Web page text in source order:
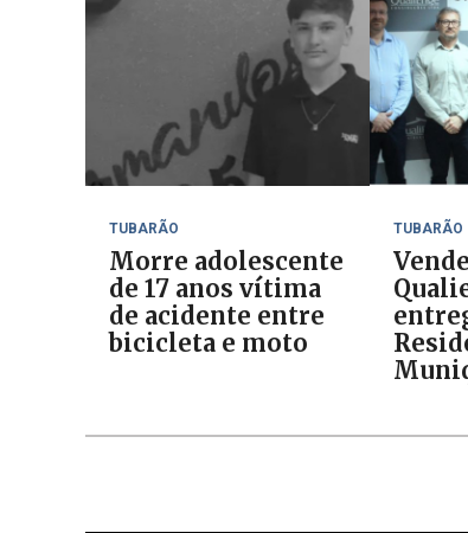
TUBARÃO
Morre adolescente
de 17 anos vítima
de acidente entre
bicicleta e moto
TUBARÃO